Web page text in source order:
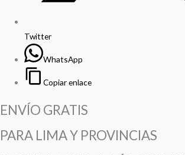
Twitter
WhatsApp
Copiar enlace
ENVÍO GRATIS
PARA LIMA Y PROVINCIAS